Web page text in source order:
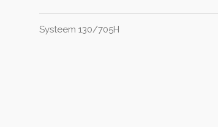
Systeem 130/705H